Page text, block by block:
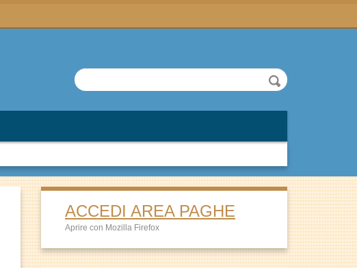
ACCEDI AREA PAGHE
Aprire con Mozilla Firefox